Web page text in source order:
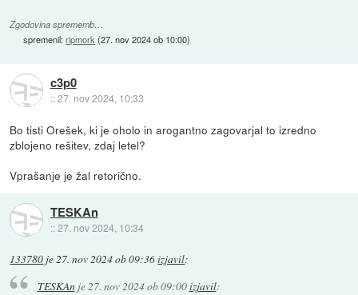
Zgodovina sprememb…
spremenil:ripmork (27. nov 2024 ob 10:00)
c3p0
::27. nov 2024, 10:33
Bo tisti Orešek, ki je oholo in arogantno zagovarjal to izredno
zblojeno rešitev, zdaj letel?
Vprašanje je žal retorično.
TESKAn
::27. nov 2024, 10:34
133780 je27. nov 2024 ob 09:36izjavil:
TESKAnje27. nov 2024 ob 09:00izjavil: